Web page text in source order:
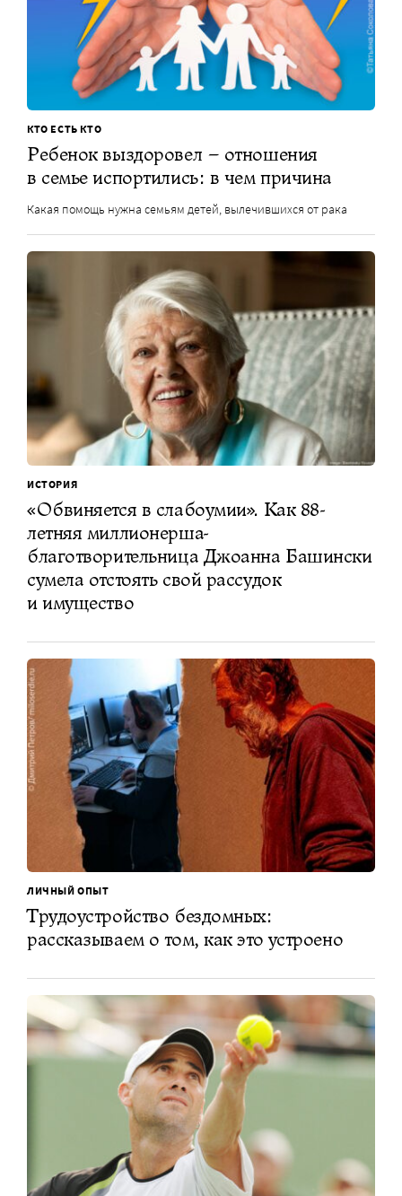
КТО ЕСТЬ КТО
Ребенок выздоровел – отношения
в семье испортились: в чем причина
Какая помощь нужна семьям детей, вылечившихся от рака
ИСТОРИЯ
«Обвиняется в слабоумии». Как 88-
летняя миллионерша-
благотворительница Джоанна Башински
сумела отстоять cвой рассудок
и имущество
ЛИЧНЫЙ ОПЫТ
Трудоустройство бездомных:
рассказываем о том, как это устроено